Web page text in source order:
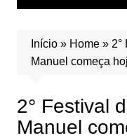
Início» Home» 2°
Manuel começa
2° Festival
Manuel